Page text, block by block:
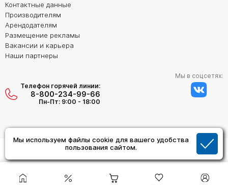
Мы используем файлы cookie для вашего удобства
пользования сайтом.
Контактные данные
Производителям
Арендодателям
Размещение рекламы
Вакансии и карьера
Наши партнеры
Телефон горячей линии:
8-800-234-99-66
Пн-Пт: 9:00 - 18:00
Мы в соцсетях: